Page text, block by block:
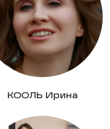
КООЛЬ Ирина